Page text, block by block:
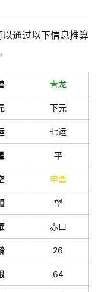
通过以下信息推算
青龙
下元
七运
平
申酉
望
赤口
26
64